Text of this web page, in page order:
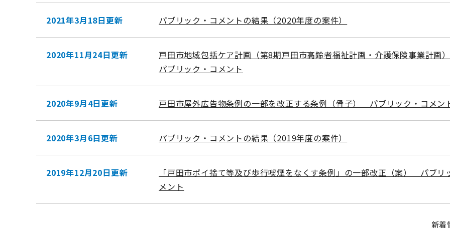
2021年3月18日更新 パブリック・コメントの結果（2020年度の案件）
2020年11月24日更新
戸田市地域包括ケア計画（第8期戸田市高齢者福祉計画・介護保険事業計画
パブリック・コメント
2020年9月4日更新 戸田市屋外広告物条例の一部を改正する条例（骨子） パブリック・コメン
2020年3月6日更新 パブリック・コメントの結果（2019年度の案件）
2019年12月20日更新
「戸田市ポイ捨て等及び歩行喫煙をなくす条例」の一部改正（案） パブリ
メント
新着